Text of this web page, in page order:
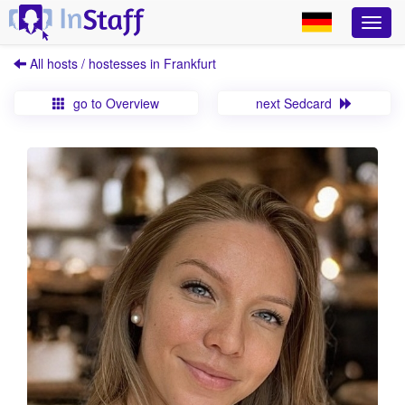
All hosts / hostesses in Frankfurt
go to Overview next Sedcard